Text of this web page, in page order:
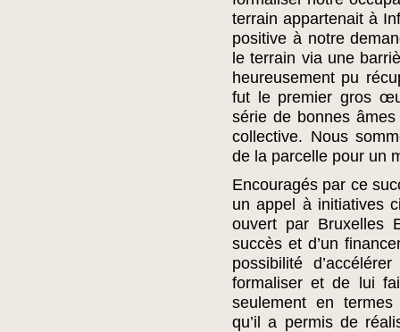
terrain appartenait à
positive à notre
le terrain via une
heureusement pu
fut le premier gros
série de bonnes
collective. Nous
de la parcelle pour un
Encouragés par ce
un appel à initiatives
ouvert par Bruxelles
succès et d’un
possibilité
formaliser et de lui
seulement en termes
qu’il a permis de